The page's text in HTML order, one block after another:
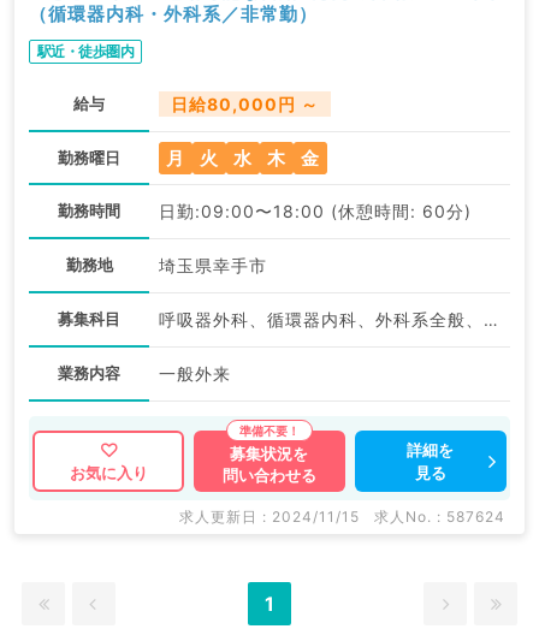
（循環器内科・外科系／非常勤）
駅近・徒歩圏内
給与 日給80,000円 ～
勤務曜日 月 火 水 木 金
勤務時間 日勤:09:00〜18:00 (休憩時間: 60分)
勤務地 埼玉県幸手市
募集科目 呼吸器外科、循環器内科、外科系全般、一般外科、消化器外科
業務内容 一般外来
お気に入り
募集状況を
問い合わせる
詳細を
見る
求人更新日 : 2024/11/15 求人No. : 587624
1